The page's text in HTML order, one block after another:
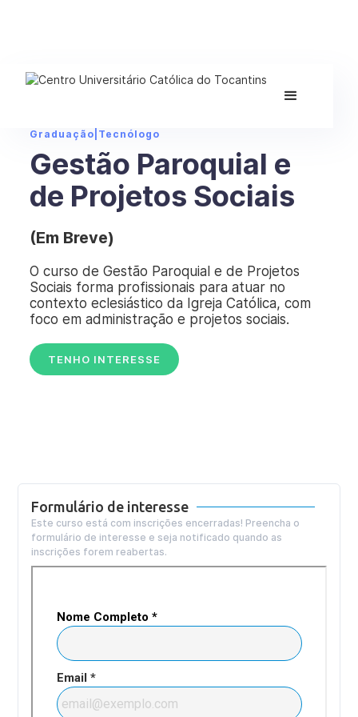
Graduação Tecnólogo
Gestão Paroquial e
de Projetos Sociais
(Em Breve)
O curso de Gestão Paroquial e de Projetos
Sociais forma profissionais para atuar no
contexto eclesiástico da Igreja Católica, com
foco em administração e projetos sociais.
TENHO INTERESSE
Formulário de interesse
Este curso está com inscrições encerradas! Preencha o
formulário de interesse e seja notificado quando as
inscrições forem reabertas.